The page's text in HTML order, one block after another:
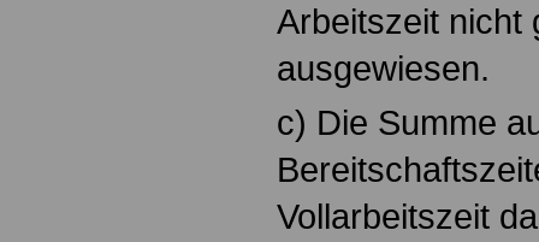
Arbeitszeit nicht
ausgewiesen.
c) Die Summe
Vollarbeitszeit